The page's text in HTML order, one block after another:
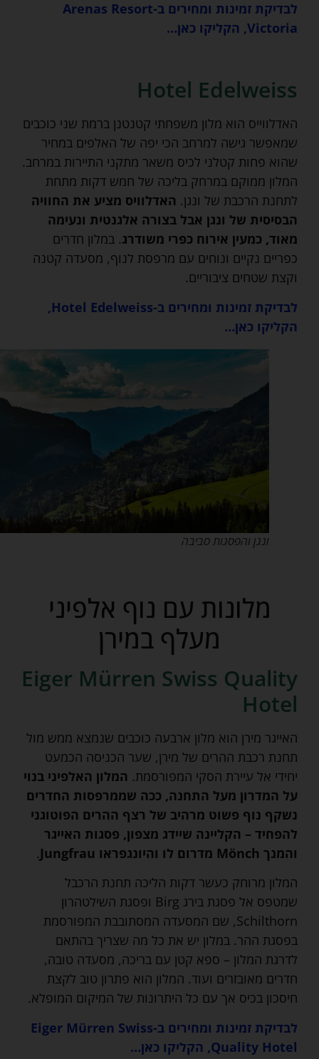
לבדיקת זמינות ומחירים ב-Arenas Resort
Victoria, הקליקו כאן…
Hotel Edelweiss
האדלווייס הוא מלון משפחתי קטנטנן ברמת שני כוכבים
שמאפשר גישה למרחב הכי יפה של האלפים במחיר
שהוא פחות קטלני לכיס משאר מתקני התיירות במרחב.
המלון ממוקם במרחק בליכה של חמש דקות מתחת
לתחנת הרכבת של ונגן.האדלוויס מציע את החוויה
הבסיסית של ונגן אבל בצורה אלגנטית ונעימה
מאוד, כמעין אירוח כפרי משודרג. במלון חדרים
כפריים נקיים ונוחים עם מרפסת לנוף, מסעדה קטנה
וקצת שטחים ציבוריים.
לבדיקת זמינות ומחירים ב-Hotel Edelweiss,
הקליקו כאן…
ונגן והפסגות סביבה
מלונות עם נוף אלפיני
מעלף במירן
Eiger Mürren Swiss Quality
Hotel
האייגר מירן הוא מלון ארבעה כוכבים שנמצא ממש מול
תחנת רכבת ההרים של מירן, שער הכניסה הכמעט
יחידי אל עיירת הסקי המפורסמת.המלון האלפיני בנוי
על המדרון מעל התחנה, ככה שממרפסות החדרים
נשקף נוף פשוט מרהיב של רצף ההרים הפוטוגני
להפחיד – הקליינה שיידג מצפון, פסגות האייגר
והמנך Mönch מדרום לו והיונגפראו Jungfrau
.
המלון מרוחק כעשר דקות הליכה תחנת הרכבל
שמטפס אל פסגת בירג Birg ופסגת השילטהרון
Schilthorn, שם המסעדה המסתובבת המפורסמת
בפסגת ההר. במלון יש את כל מה שצריך בהתאם
לדרגת המלון – ספא קטן עם בריכה, מסעדה טובה,
חדרים מאובזרים ועוד. המלון הוא פתרון טוב לקצת
חיסכון בכיס אך עם כל היתרונות של המיקום המופלא.
לבדיקת זמינות ומחירים ב-Eiger Mürren Swiss
Quality Hotel, הקליקו כאן…